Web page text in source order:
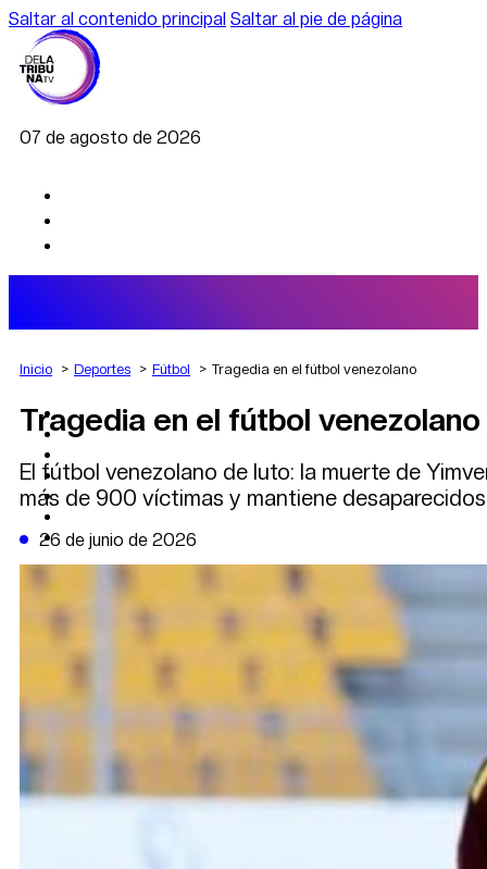
Saltar al contenido principal Saltar al pie de página
07 de agosto de 2026
AGRO
DEPORTES
POLÍTICA
CAMBIO CLIMÁTICO
DE LA TRIBUNA TV
Inicio Deportes Fútbol Tragedia en el fútbol venezolano
Tragedia en el fútbol venezolano
El fútbol venezolano de luto: la muerte de
más de 900 víctimas y mantiene
26 de junio de 2026